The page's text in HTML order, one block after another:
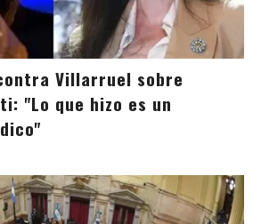
Villarruel sobre
"Lo que hizo es un